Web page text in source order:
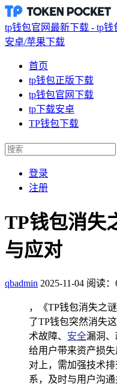
tp钱包官网最新下载 - tp钱
安卓/苹果下载
首页
tp钱包正版下载
tp钱包官网下载
tp下载安卓
TP钱包下载
登录
注册
TP钱包消失
与应对
qbadmin 2025-11-04 阅读：
，《TP钱包消失之
了TP钱包突然消失
术故障、 安全漏洞
给用户带来资产损
对上，需加强技术
系，及时与用户沟